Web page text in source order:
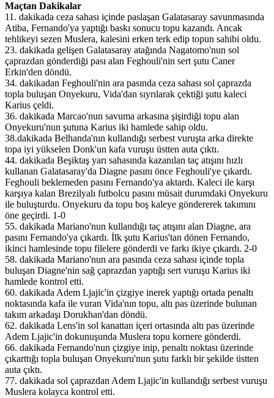
Maçtan Dakikalar
11. dakikada ceza sahası içinde paslaşan Galatasaray savunmasında
Atiba, Fernando'ya yaptığı baskı sonucu topu kazandı. Ancak
tehlikeyi sezen Muslera, kalesini erken terk edip topun sahibi oldu.
23. dakikada gelişen Galatasaray atağında Nagatomo'nun sol
çaprazdan gönderdiği pası alan Feghouli'nin sert şutu Caner
Erkin'den döndü.
34. dakikadan Feghouli'nin ara pasında ceza sahası sol çaprazda
topla buluşan Onyekuru, Vida'dan sıyrılarak çektiği şutu kaleci
Karius çeldi.
36. dakikada Marcao'nun savuma arkasına şişirdiği topu alan
Onyekuru'nun şutuna Karius iki hamlede sahip oldu.
38.dakikada Belhanda'nın kullandığı serbest vuruşta arka direkte
topa iyi yükselen Donk'un kafa vuruşu üstten auta çıktı.
44. dakikada Beşiktaş yarı sahasında kazanılan taç atışını hızlı
kullanan Galatasaray'da Diagne pasını önce Feghouli'ye çıkardı.
Feghouli beklemeden pasını Fernando'ya aktardı. Kaleci ile karşı
karşıya kalan Brezilyalı futbolcu pasını müsait durumdaki Onyekuru
ile buluşturdu. Onyekuru da topu boş kaleye göndererek takımını
öne geçirdi. 1-0
55. dakikada Mariano'nun kullandığı taç atışını alan Diagne, ara
pasını Fernando'ya çıkardı. İlk şutu Karius'tan dönen Fernando,
ikinci hamlesinde topu filelere gönderdi ve farkı ikiye çıkardı. 2-0
58. dakikada Mariano'nun ara pasında ceza sahası içinde topla
buluşan Diagne'nin sağ çaprazdan yaptığı sert vuruşu Karius iki
hamlede kontrol etti.
60. dakikada Adem Ljajic'in çizgiye inerek yaptığı ortada penaltı
noktasında kafa ile vuran Vida'nın topu, altı pas üzerinde bulunan
takım arkadaşı Dorukhan'dan döndü.
62. dakikada Lens'in sol kanattan içeri ortasında altı pas üzerinde
Adem Ljajic'in dokunuşunda Muslera topu kornere gönderdi.
66. dakikada Fernando'nun çizgiye inip, penaltı noktası üzerinde
çıkarttığı topla buluşan Onyekuru'nun şutu farklı bir şekilde üstten
auta çıktı.
77. dakikada sol çaprazdan Adem Ljajic'in kullandığı serbest vuruşu
Muslera kolayca kontrol etti.